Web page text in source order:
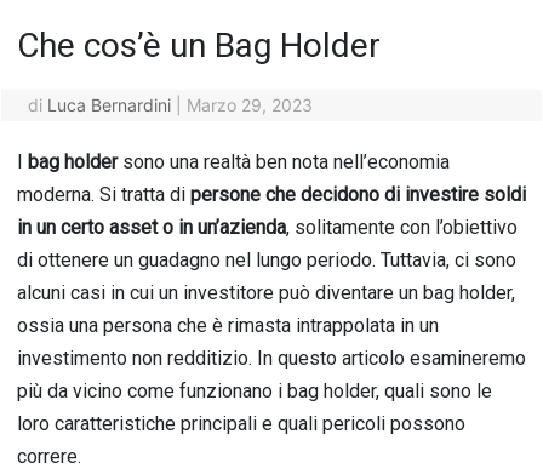
Che cos’è un Bag Holder
di Luca Bernardini Marzo 29, 2023
I bag holdersono una realtà ben nota nell’economia
moderna. Si tratta di persone che decidono di investire soldi
in un certo asset o in un’azienda, solitamente con l’obiettivo
di ottenere un guadagno nel lungo periodo. Tuttavia, ci sono
alcuni casi in cui un investitore può diventare un bag holder,
ossia una persona che è rimasta intrappolata in un
investimento non redditizio. In questo articolo esamineremo
più da vicino come funzionano i bag holder, quali sono le
loro caratteristiche principali e quali pericoli possono
correre.